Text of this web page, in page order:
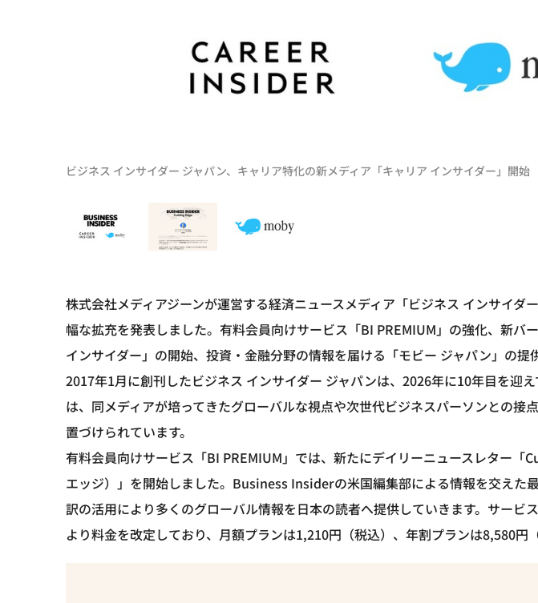
ビジネス インサイダー ジャパン、キャリア特化の新メディア「キャリア インサイダー」開
株式会社メディアジーンが運営する経済ニュースメディア「ビジネス インサイダ
幅な拡充を発表しました。有料会員向けサービス「BI PREMIUM」の強化、新バ
インサイダー」の開始、投資・金融分野の情報を届ける「モビー ジャパン」の提
2017年1月に創刊したビジネス インサイダー ジャパンは、2026年に10年目を迎
は、同メディアが培ってきたグローバルな視点や次世代ビジネスパーソンとの接
置づけられています。
有料会員向けサービス「BI PREMIUM」では、新たにデイリーニュースレター「
エッジ）」を開始しました。Business Insiderの米国編集部による情報を交えた
訳の活用により多くのグローバル情報を日本の読者へ提供していきます。サービ
より料金を改定しており、月額プランは1,210円（税込）、年割プランは8,580円